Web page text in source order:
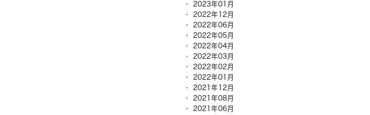
2023年01月
2022年12月
2022年06月
2022年05月
2022年04月
2022年03月
2022年02月
2022年01月
2021年12月
2021年08月
2021年06月